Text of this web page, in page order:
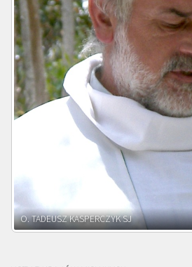
O. ADNRZEJ LEŚNIARA SJ